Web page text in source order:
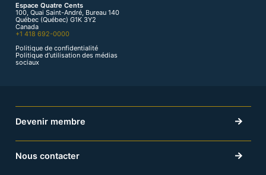
Espace Quatre Cents
100, Quai Saint-André, Bureau 140
Québec (Québec) G1K 3Y2
Canada
+1 418 692-0000
Politique de confidentialité
Politique d’utilisation des médias
sociaux
Devenir membre
Nous contacter